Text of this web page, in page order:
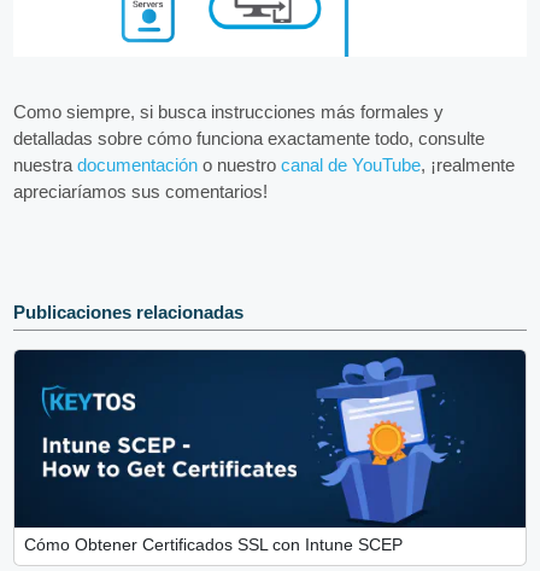
Como siempre, si busca instrucciones más formales y
detalladas sobre cómo funciona exactamente todo, consulte
nuestradocumentación o nuestrocanal de YouTube, ¡realmente
apreciaríamos sus comentarios!
Publicaciones relacionadas
Cómo Obtener Certificados SSL con Intune SCEP